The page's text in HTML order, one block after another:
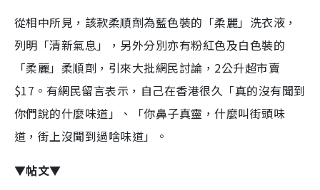
從相中所見，該款柔順劑為藍色裝的「柔麗」洗衣液，
列明「清新氣息」，另外分別亦有粉紅色及白色裝的
「柔麗」柔順劑，引來大批網民討論，2公升超市賣
$17。有網民留言表示，自己在香港很久「真的沒有聞到
你們說的什麼味道」、「你鼻子真靈，什麼叫街頭味
道，街上沒聞到過啥味道」。
▼帖文▼